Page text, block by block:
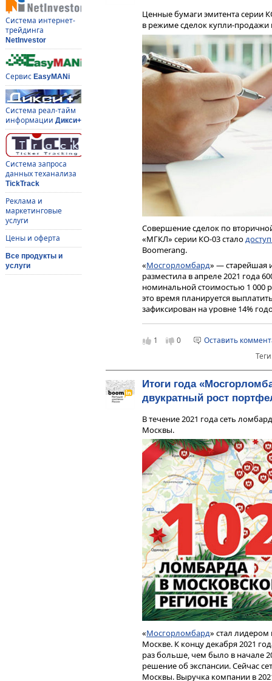
Система интернет-
трейдинга
NetInvestor
Сервис EasyMANi
Система реал-тайм
информации Дикси+
Система запроса
данных теханализа
TickTrack
Реклама и
маркетинговые
услуги
Цены и оферта
Все продукты и
услуги
Ценные бумаги эмитента серии
в режиме сделок купли-
Совершение сделок по
«МГКЛ» серии КО-03 стало
Boomerang.
«Мосгорломбард» — старейшая
разместила в апреле 2021 года
номинальной стоимостью 1 000
это время планируется
зафиксирован на уровне 14%
Приобрести коммерческие
условиях:
Платформа Boomerang
контрактов, система
виде бонусов в размере 1% от
Для приобретения ценных
Boomerang. Менеджер Boomin
поможет в подготовке
том числе — в оформлении
Данные о Ценных бумагах
целях и не должны
Информация носит справочный
финансового положения
либо прямые или косвенные
информации, содержащейся в
1 0
Оставить
Итоги года
двукратный рост
В течение 2021 года сеть
Москвы.
«Мосгорломбард» стал
Москве. К концу декабря 2021
раз больше, чем было в начале
решение об экспансии. Сейчас
Москвы. Выручка компании в